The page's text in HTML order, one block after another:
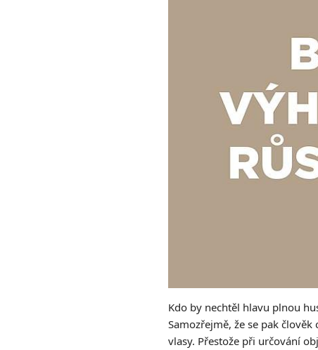
Kdo by nechtěl hlavu plnou
Samozřejmě, že se pak
vlasy. Přestože při určování